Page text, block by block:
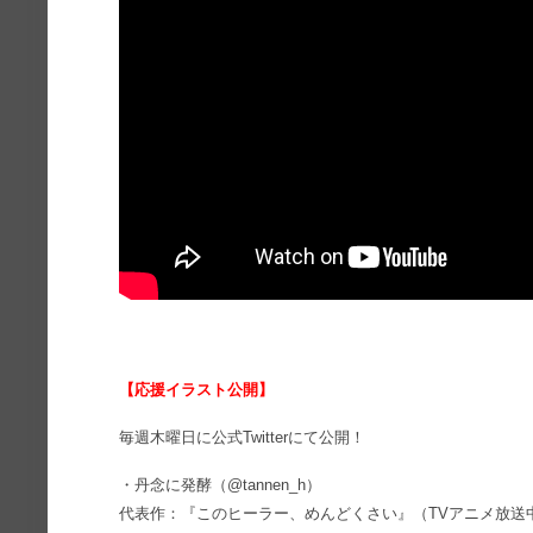
【応援イラスト公開】
毎週木曜日に公式Twitterにて公開！
・丹念に発酵（@tannen_h）
代表作：『このヒーラー、めんどくさい』（TVアニメ放送